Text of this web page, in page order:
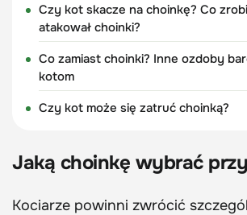
Czy kot skacze na choinkę? Co
atakował choinki?
Co zamiast choinki? Inne ozdoby
kotom
Czy kot może się zatruć choinką?
Jaką choinkę wybrać
Kociarze powinni zwrócić